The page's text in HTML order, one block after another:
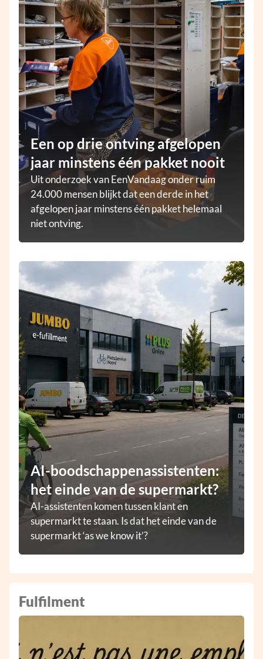
AI-boodschappenassistenten:
het einde van de supermarkt?
AI-assistenten komen tussen klant en
supermarkt te staan. Is dat het einde van de
supermarkt ‘as we know it’?
Een op drie ontving afgelopen
jaar minstens één pakket nooit
Uit onderzoek van EenVandaag onder ruim
24.000 mensen blijkt dat een derde in het
afgelopen jaar minstens één pakket helemaal
niet ontving.
Fulfilment